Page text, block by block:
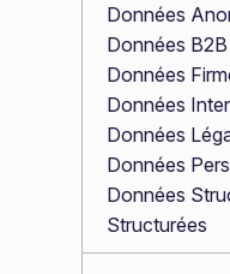
Données
Données
Données
Données
Données
Données
Données
Structurées